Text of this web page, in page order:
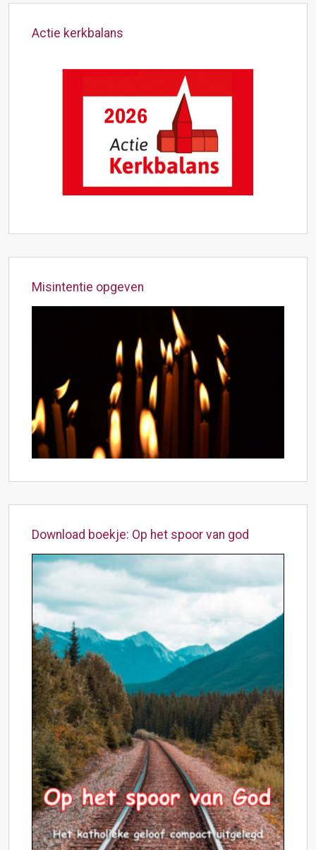
Actie kerkbalans
Misintentie opgeven
Download boekje: Op het spoor van god